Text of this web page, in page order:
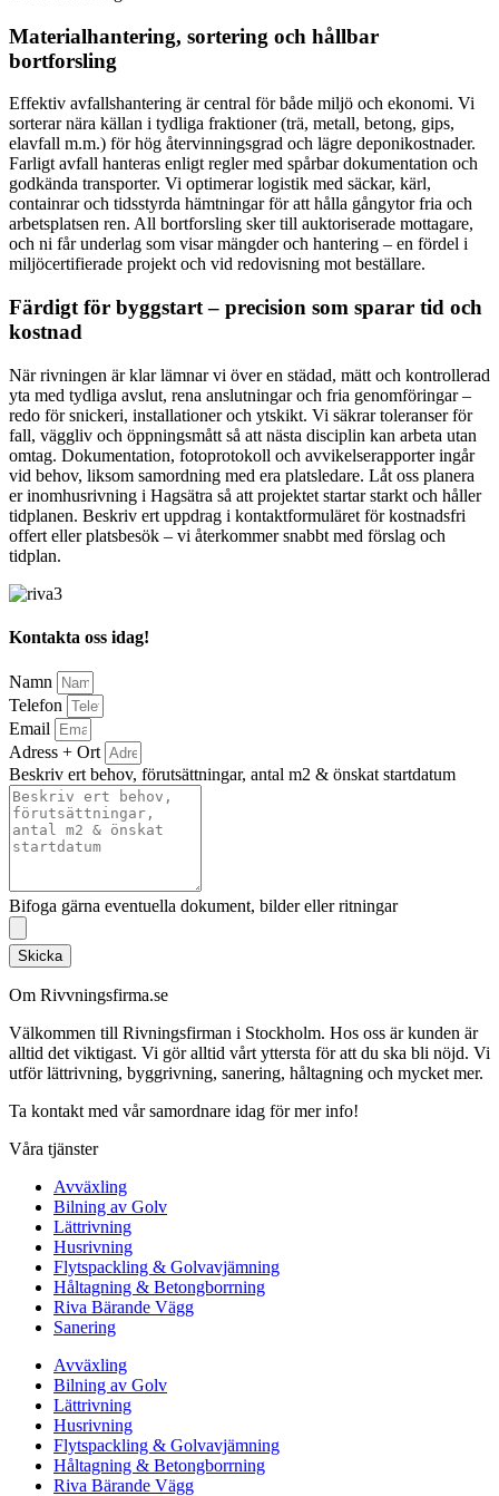
Materialhantering, sortering och hållbar
bortforsling
Effektiv avfallshantering är central för både miljö och ekonomi. Vi
sorterar nära källan i tydliga fraktioner (trä, metall, betong, gips,
elavfall m.m.) för hög återvinningsgrad och lägre deponikostnader.
Farligt avfall hanteras enligt regler med spårbar dokumentation och
godkända transporter. Vi optimerar logistik med säckar, kärl,
containrar och tidsstyrda hämtningar för att hålla gångytor fria och
arbetsplatsen ren. All bortforsling sker till auktoriserade mottagare,
och ni får underlag som visar mängder och hantering – en fördel i
miljöcertifierade projekt och vid redovisning mot beställare.
Färdigt för byggstart – precision som sparar tid och
kostnad
När rivningen är klar lämnar vi över en städad, mätt och kontrollerad
yta med tydliga avslut, rena anslutningar och fria genomföringar –
redo för snickeri, installationer och ytskikt. Vi säkrar toleranser för
fall, väggliv och öppningsmått så att nästa disciplin kan arbeta utan
omtag. Dokumentation, fotoprotokoll och avvikelserapporter ingår
vid behov, liksom samordning med era platsledare. Låt oss planera
er inomhusrivning i Hagsätra så att projektet startar starkt och håller
tidplanen. Beskriv ert uppdrag i kontaktformuläret för kostnadsfri
offert eller platsbesök – vi återkommer snabbt med förslag och
tidplan.
Kontakta oss idag!
Namn
Telefon
Email
Adress + Ort
Beskriv ert behov, förutsättningar, antal m2 & önskat startdatum
Bifoga gärna eventuella dokument, bilder eller ritningar
Skicka
Om Rivvningsfirma.se
Välkommen till Rivningsfirman i Stockholm. Hos oss är kunden är
alltid det viktigast. Vi gör alltid vårt yttersta för att du ska bli nöjd. Vi
utför lättrivning, byggrivning, sanering, håltagning och mycket mer.
Ta kontakt med vår samordnare idag för mer info!
Våra tjänster
Avväxling
Bilning av Golv
Lättrivning
Husrivning
Flytspackling & Golvavjämning
Håltagning & Betongborrning
Riva Bärande Vägg
Sanering
Avväxling
Bilning av Golv
Lättrivning
Husrivning
Flytspackling & Golvavjämning
Håltagning & Betongborrning
Riva Bärande Vägg